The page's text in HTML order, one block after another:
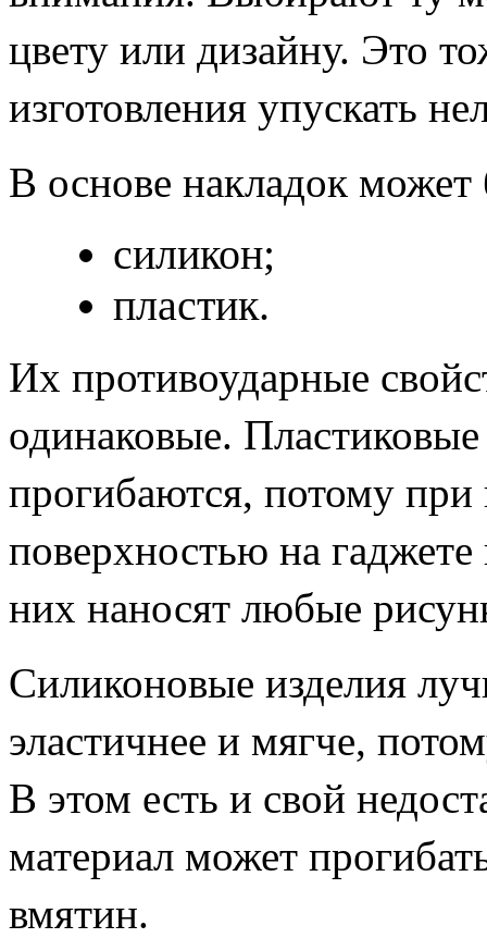
цвету или дизайну. Это
изготовления упускать
В основе накладок может
силикон;
пластик.
Их противоударные
одинаковые.
прогибаются, потому при
поверхностью на
них наносят любые
Силиконовые изделия
эластичнее и мягче,
В этом есть и свой
материал может
вмятин.